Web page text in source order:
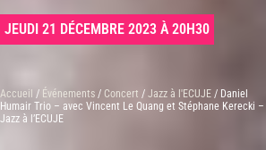
JEUDI 21 DÉCEMBRE 2023 À 20H30
Accueil / Événements / Concert / Jazz à l'ECUJE / Daniel
Humair Trio – avec Vincent Le Quang et Stéphane Kerecki –
Jazz à l’ECUJE